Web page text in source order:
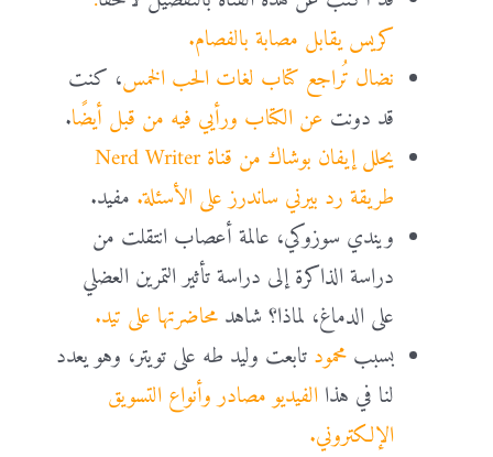
كريس يقابل مصابة بالفصام.
نضال تُراجع كتاب لغات الحب الخمس، كنت
قد دونت عن الكتاب ورأيي فيه من قبل أيضًا.
يحلل إيفان بوشاك من قناة Nerd Writer
طريقة رد بيرني ساندرز على الأسئلة. مفيد.
ويندي سوزوكي، عالمة أعصاب انتقلت من
دراسة الذاكرة إلى دراسة تأثير التمرين العضلي
على الدماغ، لماذا؟ شاهد محاضرتها على تيد.
بسبب محمود تابعت وليد طه على تويتر، وهو يعدد
لنا في هذا الفيديو مصادر وأنواع التسويق
الإلكتروني.